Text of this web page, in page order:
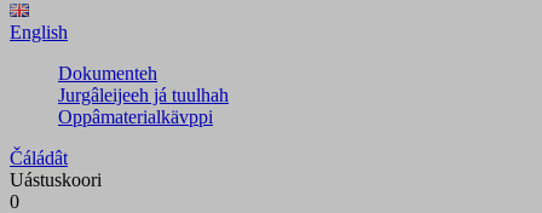
English
Dokumenteh
Jurgâleijeeh já tuulhah
Oppâmaterialkävppi
Čáládât
Uástuskoori
0